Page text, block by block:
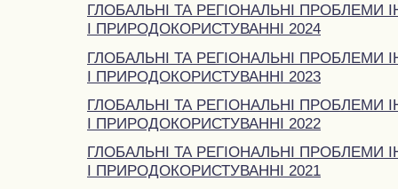
ГЛОБАЛЬНІ ТА РЕГІОНАЛЬНІ ПРОБЛЕМИ
І ПРИРОДОКОРИСТУВАННІ 2024
ГЛОБАЛЬНІ ТА РЕГІОНАЛЬНІ ПРОБЛЕМИ
І ПРИРОДОКОРИСТУВАННІ 2023
ГЛОБАЛЬНІ ТА РЕГІОНАЛЬНІ ПРОБЛЕМИ
І ПРИРОДОКОРИСТУВАННІ 2022
ГЛОБАЛЬНІ ТА РЕГІОНАЛЬНІ ПРОБЛЕМИ
І ПРИРОДОКОРИСТУВАННІ 2021